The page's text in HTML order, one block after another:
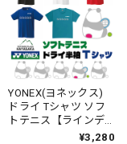
YONEX(ヨネックス)
ドライ Tシャツ ソフ
トテニス【ラインデ
ザイン】【パンダ ひ
¥3,280